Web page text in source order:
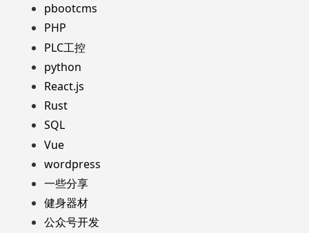
pbootcms
PHP
PLC工控
python
React.js
Rust
SQL
Vue
wordpress
一些分享
健身器材
公众号开发